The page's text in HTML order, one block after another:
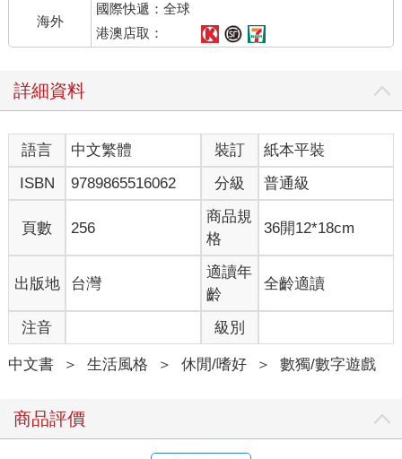
海外
國際快遞：全球
港澳店取：
詳細資料
語言 中文繁體 裝訂
紙本平裝
ISBN
9789865516062 分級 普通級
頁數 256
商品規
格
36開12*18cm
出版地 台灣
適讀年
齡
全齡適讀
注音 級別
中文書 ＞ 生活風格 ＞ 休閒/嗜好 ＞ 數獨/數字遊戲
商品評價